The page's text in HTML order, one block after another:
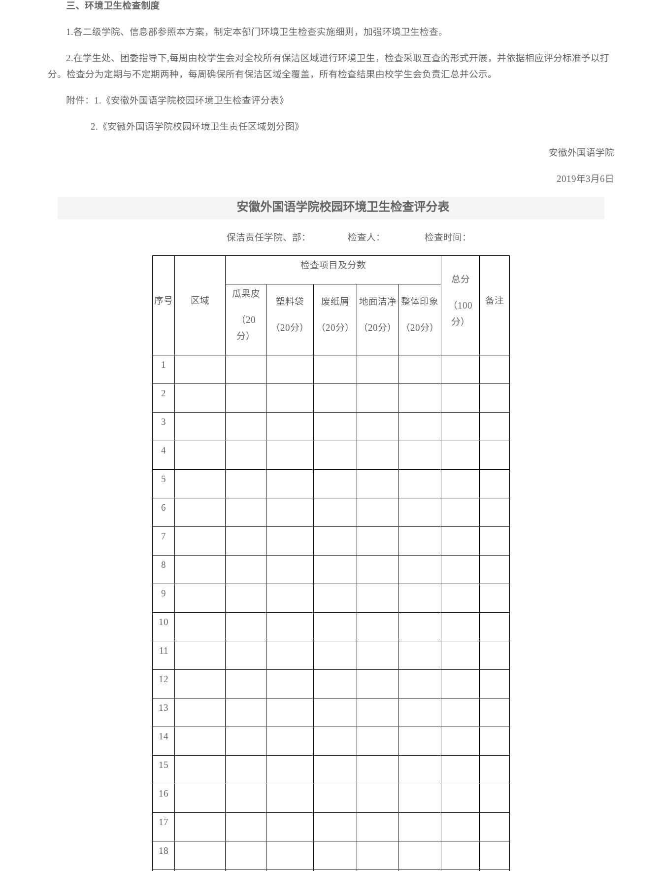
三、环境卫生检查制度
1.各二级学院、信息部参照本方案，制定本部门环境卫生检查实施细则，加强环境卫生检查。
2.在学生处、团委指导下,每周由校学生会对全校所有保洁区域进行环境卫生，检查采取互查的形式开展，并依据相应评分标准予以打
分。检查分为定期与不定期两种，每周确保所有保洁区域全覆盖，所有检查结果由校学生会负责汇总并公示。
附件：1.《安徽外国语学院校园环境卫生检查评分表》
2.《安徽外国语学院校园环境卫生责任区域划分图》
安徽外国语学院
2019年3月6日
安徽外国语学院校园环境卫生检查评分表
保洁责任学院、部： 检查人： 检查时间：
序号 区域
检查项目及分数
总分
（100
分）
备注
瓜果皮
（20
分）
塑料袋
（20分）
废纸屑
（20分）
地面洁净
（20分）
整体印象
（20分）
1
2
3
4
5
6
7
8
9
10
11
12
13
14
15
16
17
18